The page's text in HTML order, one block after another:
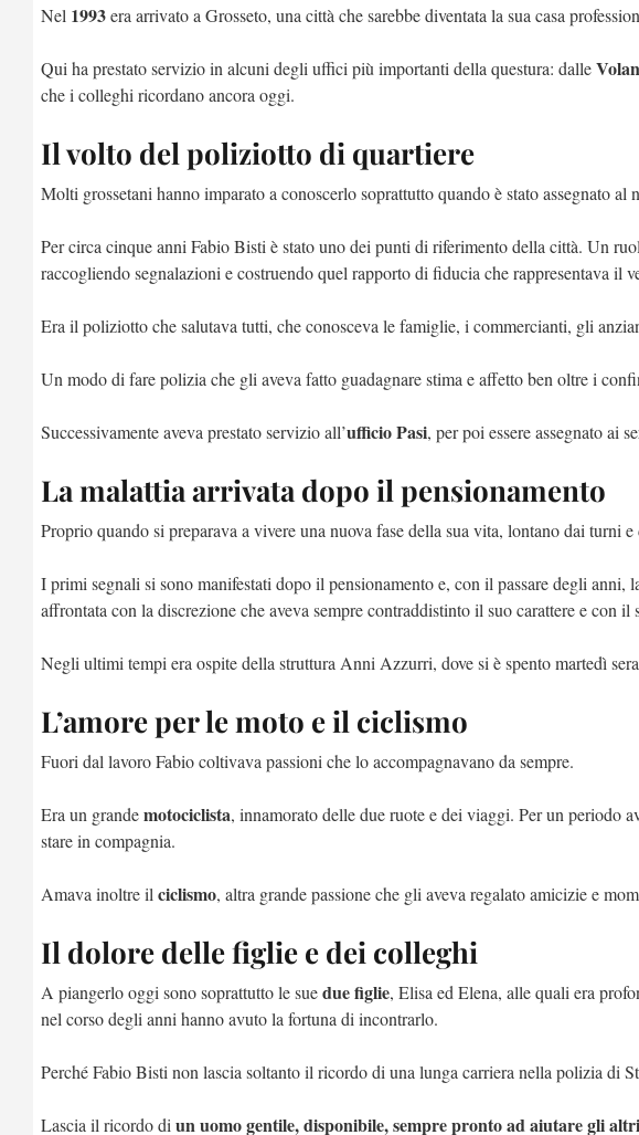
Nel 1993era arrivato a Grosseto, una città che sarebbe diventata la sua casa
Qui ha prestato servizio in alcuni degli uffici più importanti della questura: dalle
che i colleghi ricordano ancora oggi.
Il volto del poliziotto di quartiere
Molti grossetani hanno imparato a conoscerlo soprattutto quando è stato assegnato al
Per circa cinque anni Fabio Bisti è stato uno dei punti di riferimento della città. Un
raccogliendo segnalazioni e costruendo quel rapporto di fiducia che rappresentava il
Era il poliziotto che salutava tutti, che conosceva le famiglie, i commercianti, gli
Un modo di fare polizia che gli aveva fatto guadagnare stima e affetto ben oltre i
Successivamente aveva prestato servizio all’ufficio Pasi, per poi essere assegnato ai
La malattia arrivata dopo il pensionamento
Proprio quando si preparava a vivere una nuova fase della sua vita, lontano dai turni
I primi segnali si sono manifestati dopo il pensionamento e, con il passare degli
affrontata con la discrezione che aveva sempre contraddistinto il suo carattere e con
Negli ultimi tempi era ospite della struttura Anni Azzurri, dove si è spento martedì
L’amore per le moto e il ciclismo
Fuori dal lavoro Fabio coltivava passioni che lo accompagnavano da sempre.
Era un grandemotociclista, innamorato delle due ruote e dei viaggi. Per un periodo
stare in compagnia.
Amava inoltre il ciclismo, altra grande passione che gli aveva regalato amicizie e
Il dolore delle figlie e dei colleghi
A piangerlo oggi sono soprattutto le suedue figlie, Elisa ed Elena, alle quali era
nel corso degli anni hanno avuto la fortuna di incontrarlo.
Perché Fabio Bisti non lascia soltanto il ricordo di una lunga carriera nella polizia di
Lascia il ricordo di un uomo gentile, disponibile, sempre pronto ad aiutare gli altri